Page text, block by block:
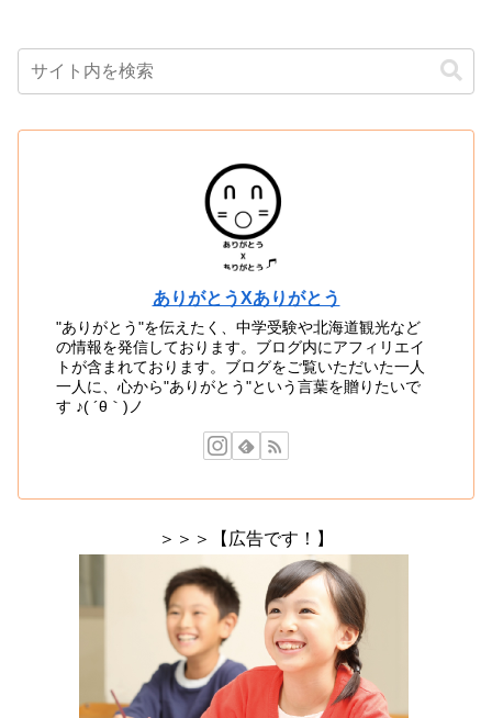
ありがとうXありがとう
"ありがとう"を伝えたく、中学受験や北海道観光など
の情報を発信しております。ブログ内にアフィリエイ
トが含まれております。ブログをご覧いただいた一人
一人に、心から"ありがとう"という言葉を贈りたいで
す ♪( ´θ｀)ノ
＞＞＞【広告です！】